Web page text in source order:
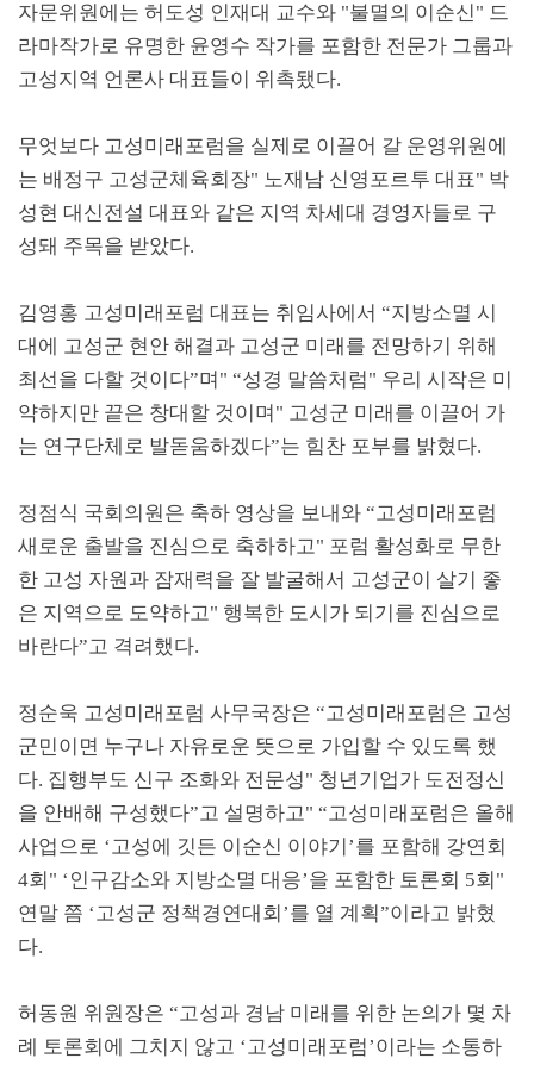
자문위원에는 허도성 인재대 교수와 "불멸의 이순신" 드
라마작가로 유명한 윤영수 작가를 포함한 전문가 그룹과
고성지역 언론사 대표들이 위촉됐다.
무엇보다 고성미래포럼을 실제로 이끌어 갈 운영위원에
는 배정구 고성군체육회장" 노재남 신영포르투 대표" 박
성현 대신전설 대표와 같은 지역 차세대 경영자들로 구
성돼 주목을 받았다.
김영홍 고성미래포럼 대표는 취임사에서 “지방소멸 시
대에 고성군 현안 해결과 고성군 미래를 전망하기 위해
최선을 다할 것이다”며 " “성경 말씀처럼" 우리 시작은 미
약하지만 끝은 창대할 것이며 " 고성군 미래를 이끌어 가
는 연구단체로 발돋움하겠다”는 힘찬 포부를 밝혔다.
정점식 국회의원은 축하 영상을 보내와 “고성미래포럼
새로운 출발을 진심으로 축하하고" 포럼 활성화로 무한
한 고성 자원과 잠재력을 잘 발굴해서 고성군이 살기 좋
은 지역으로 도약하고" 행복한 도시가 되기를 진심으로
바란다”고 격려했다.
정순욱 고성미래포럼 사무국장은 “고성미래포럼은 고성
군민이면 누구나 자유로운 뜻으로 가입할 수 있도록 했
다. 집행부도 신구 조화와 전문성" 청년기업가 도전정신
을 안배해 구성했다”고 설명하고" “고성미래포럼은 올해
사업으로 ‘고성에 깃든 이순신 이야기 ’를 포함해 강연회
4회 " ‘ 인구감소와 지방소멸 대응’을 포함한 토론회 5회 "
연말 쯤 ‘고성군 정책경연대회 ’를 열 계획”이라고 밝혔
다.
허동원 위원장은 “고성과 경남 미래를 위한 논의가 몇 차
례 토론회에 그치지 않고 ‘고성미래포럼’이라는 소통하